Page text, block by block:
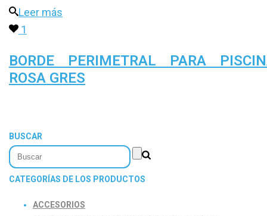
Leer más
1
BORDE PERIMETRAL PARA
ROSA GRES
BUSCAR
CATEGORÍAS DE LOS PRODUCTOS
ACCESORIOS